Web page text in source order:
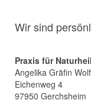
Wir sind
Praxis für
Angelika Gräfin
Eichenweg 4
97950 Gerchsheim